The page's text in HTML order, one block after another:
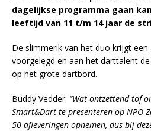
dagelijkse programma gaan
leeftijd van 11 t/m 14 jaar de
De slimmerik van het duo krijgt
voorgelegd en aan het darttalent
op het grote dartbord.
Buddy Vedder: “Wat ontzettend tof
Smart&Dart te presenteren op NPO
50 afleveringen opnemen, dus bij